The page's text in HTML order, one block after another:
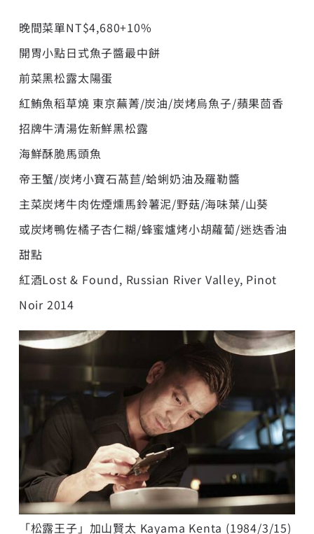
晚間菜單NT$4,680+10%
開胃小點日式魚子醬最中餅
前菜黑松露太陽蛋
紅鮪魚稻草燒 東京蕪菁/炭油/炭烤烏魚子/蘋果茴香
招牌牛清湯佐新鮮黑松露
海鮮酥脆馬頭魚
帝王蟹/炭烤小寶石萵苣/蛤蜊奶油及羅勒醬
主菜炭烤牛肉佐煙燻馬鈴薯泥/野菇/海味葉/山葵
或炭烤鴨佐橘子杏仁糊/蜂蜜爐烤小胡蘿蔔/迷迭香油
甜點
紅酒Lost & Found, Russian River Valley, Pinot
Noir 2014
「松露王子」加山賢太 Kayama Kenta (1984/3/15)